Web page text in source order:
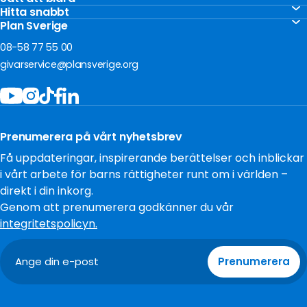
Vårt arbete
För företag
Om oss
Akut insamling Ukraina
Akut insamling Sudan
Gåvoshop
Ge en gåva
Bli månadsgivare
Starta egen insamling
Bidra som företag
Filantropi och stiftelser
Testamentera
Hitta snabbt
Kontakta oss
Frågor och svar
Jobba hos oss
Policys och villkor
Tillgänglighet
Cookies
Plan Sverige
08-58 77 55 00
givarservice@plansverige.org
Prenumerera på vårt nyhetsbrev
Få uppdateringar, inspirerande berättelser och inblickar
i vårt arbete för barns rättigheter runt om i världen –
direkt i din inkorg.
Genom att prenumerera godkänner du vår
integritetspolicyn.
Prenumerera